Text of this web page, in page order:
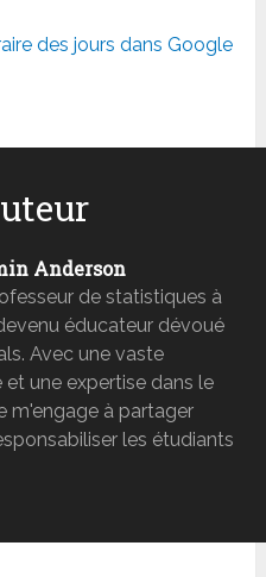
des jours dans Google
Anderson
de statistiques à
éducateur dévoué
Avec une vaste
et une expertise dans le
m'engage à partager
les étudiants